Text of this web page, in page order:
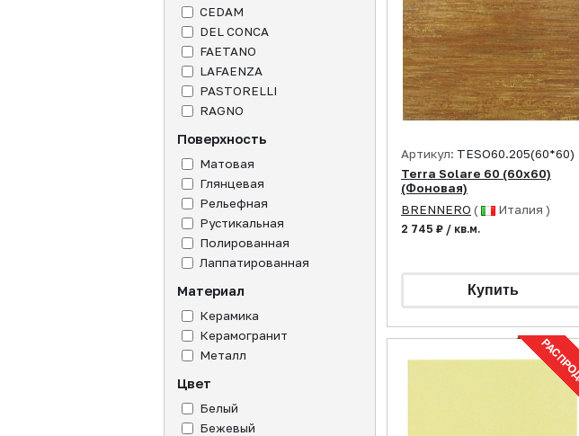
CEDAM
DEL CONCA
FAETANO
LAFAENZA
PASTORELLI
RAGNO
Поверхность
Матовая
Глянцевая
Рельефная
Рустикальная
Полированная
Лаппатированная
Материал
Керамика
Керамогранит
Металл
Цвет
Белый
Бежевый
Артикул: TESO60.205(60*60)
Terra Solare 60 (60x60)
(Фоновая)
BRENNERO ( Италия )
2 745 ₽ / кв.м.